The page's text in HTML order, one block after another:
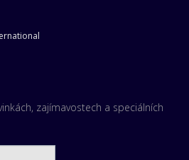
zajímavostech a speciálních